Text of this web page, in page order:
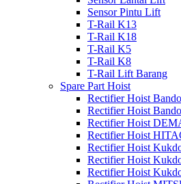
Sensor Pintu Lift
T-Rail K13
T-Rail K18
T-Rail K5
T-Rail K8
T-Rail Lift Barang
Spare Part Hoist
Rectifier Hoist
Rectifier Hoist
Rectifier Hoist
Rectifier Hoist
Rectifier Hoist
Rectifier Hoist
Rectifier Hoist